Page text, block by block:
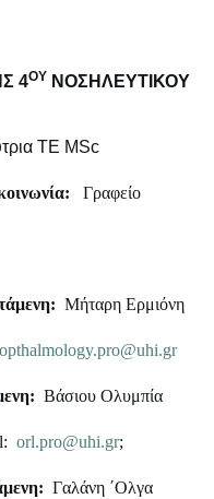
4ΟΥ ΝΟΣΗΛΕΥΤΙΚΟΥ
ΤΕ MSc
Γραφείο
Μήταρη Ερμιόνη
opthalmology.pro@uhi.gr
Βάσιου Ολυμπία
orl.pro@uhi.gr;
Γαλάνη ΄Ολγα